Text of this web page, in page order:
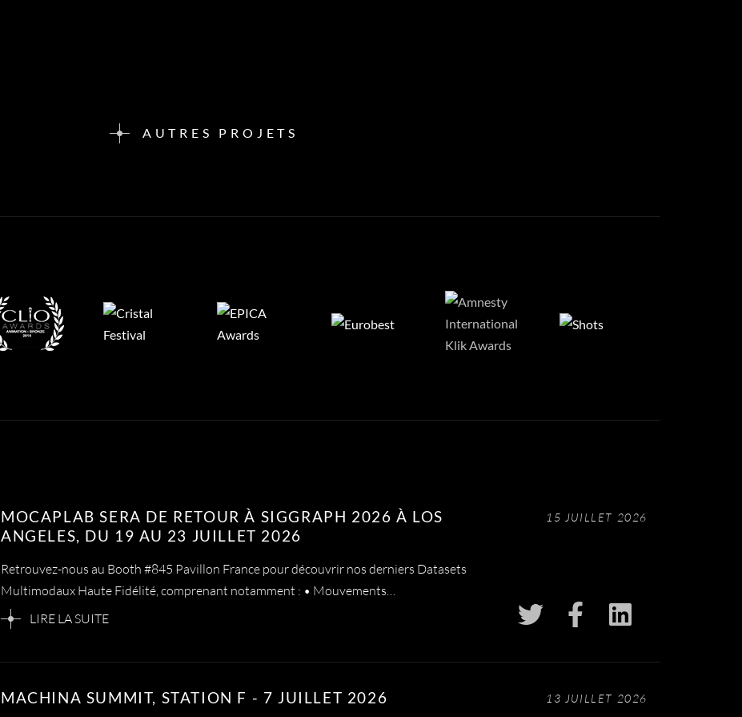
AUTRES PROJETS
15 JUILLET 2026
MOCAPLAB SERA DE RETOUR À SIGGRAPH 2026 À LOS
ANGELES, DU 19 AU 23 JUILLET 2026
Retrouvez-nous au Booth #845 Pavillon France pour découvrir nos derniers Datasets
Multimodaux Haute Fidélité, comprenant notamment : • Mouvements…
LIRE LA SUITE
13 JUILLET 2026
MACHINA SUMMIT, STATION F - 7 JUILLET 2026